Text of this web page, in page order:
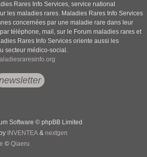
Rares Info Services, service national
les maladies rares. Maladies Rares Info Services
concernées par une maladie rare dans leur
téléphone, mail, sur le Forum maladies rares et
Rares Info Services oriente aussi les
secteur médico-social.
Software © phpBB Limited
INVENTEA & nextgen
© Qiaeru